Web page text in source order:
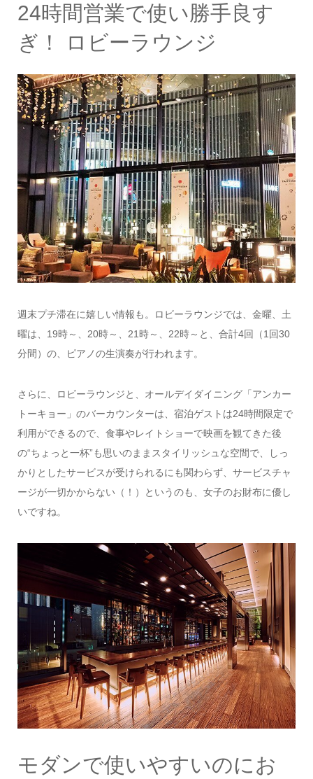
24時間営業で使い勝手良す
ぎ！ ロビーラウンジ
週末プチ滞在に嬉しい情報も。ロビーラウンジでは、金曜、土
曜は、19時～、20時～、21時～、22時～と、合計4回（1回30
分間）の、ピアノの生演奏が行われます。
さらに、ロビーラウンジと、オールデイダイニング「アンカー
トーキョー」のバーカウンターは、宿泊ゲストは24時間限定で
利用ができるので、食事やレイトショーで映画を観てきた後
の“ちょっと一杯”も思いのままスタイリッシュな空間で、しっ
かりとしたサービスが受けられるにも関わらず、サービスチャ
ージが一切かからない（！）というのも、女子のお財布に優し
いですね。
モダンで使いやすいのにお